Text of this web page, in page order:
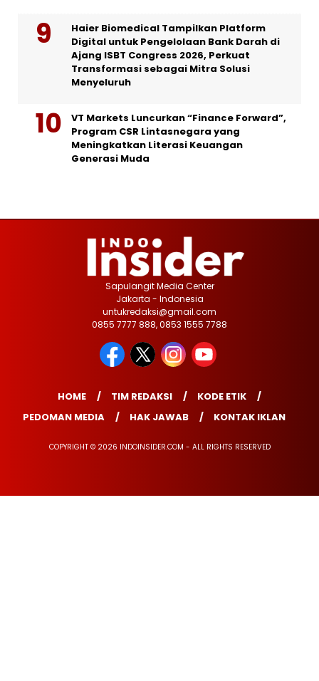
Haier Biomedical Tampilkan Platform
Digital untuk Pengelolaan Bank Darah di
Ajang ISBT Congress 2026, Perkuat
Transformasi sebagai Mitra Solusi
Menyeluruh
VT Markets Luncurkan “Finance Forward”,
Program CSR Lintasnegara yang
Meningkatkan Literasi Keuangan
Generasi Muda
Sapulangit Media Center
Jakarta - Indonesia
untukredaksi@gmail.com
0855 7777 888, 0853 1555 7788
HOME TIM REDAKSI
KODE ETIK
PEDOMAN MEDIA
HAK JAWAB KONTAK IKLAN
COPYRIGHT © 2026 INDOINSIDER.COM - ALL RIGHTS RESERVED